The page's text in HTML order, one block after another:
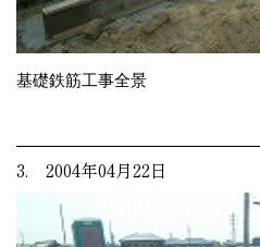
基礎鉄筋工事全景
3. 2004年04月22日